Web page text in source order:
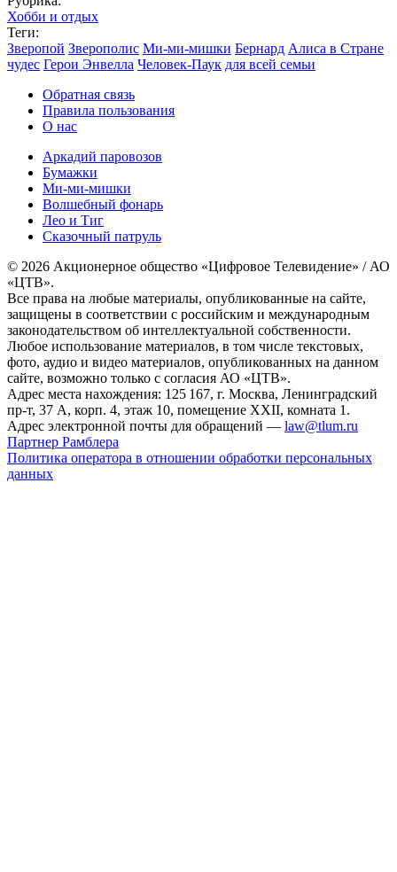
Хобби и отдых
Теги:
Зверопой Зверополис Ми-ми-мишки Бернард Алиса в Стране
чудес Герои Энвелла Человек-Паук для всей семьи
Обратная связь
Правила пользования
О нас
Аркадий паровозов
Бумажки
Ми-ми-мишки
Волшебный фонарь
Лео и Тиг
Сказочный патруль
© 2026 Акционерное общество «Цифровое Телевидение» / АО
«ЦТВ».
Все права на любые материалы, опубликованные на сайте,
защищены в соответствии с российским и международным
законодательством об интеллектуальной собственности.
Любое использование материалов, в том числе текстовых,
фото, аудио и видео материалов, опубликованных на данном
сайте, возможно только с согласия АО «ЦТВ».
Адрес места нахождения: 125 167, г. Москва, Ленинградский
пр-т, 37 А, корп. 4, этаж 10, помещение XXII, комната 1.
Адрес электронной почты для обращений — law@tlum.ru
Партнер Рамблера
Политика оператора в отношении обработки персональных
данных